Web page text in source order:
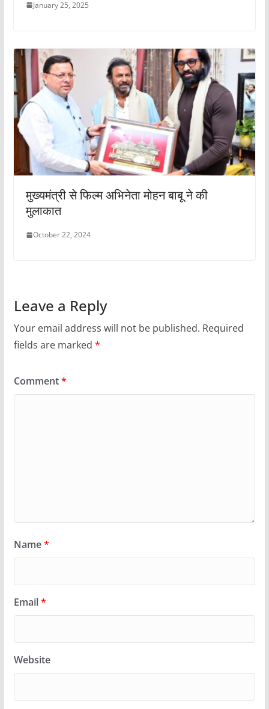
January 25, 2025
मुख्यमंत्री से फिल्म अभिनेता मोहन बाबू ने की
मुलाकात
October 22, 2024
Leave a Reply
Your email address will not be published. Required
fields are marked *
Comment*
Name*
Email*
Website